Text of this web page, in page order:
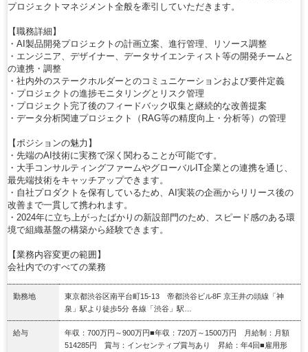
プロジェクトマネジメント全般を牽引していただきます。
【職務詳細】
・AI製品開発プロジェクトの計画立案、進行管理、リソース調整
・エンジニア、デザイナー、データサイエンティスト等の開発チームと
の連携・調整
・社内外のステークホルダーとのコミュニケーションおよび要件定義
・プロジェクトの進捗モニタリングとリスク管理
・プロジェクト完了後のフィードバック収集と継続的な改善提案
・データ分析関連プロジェクト（RAG等の精度向上・分析等）の管理
【ポジションの魅力】
・先端のAI技術に実務で深く関わることが可能です。
・大手コンサルティングファームやグローバルIT企業との連携を通じ、
最先端技術をキャッチアップできます。
・自社プロダクトを保有しているため、AI実装の企画からリリース後の
改善まで一貫して携われます。
・2024年に立ち上がったばかりの新設部門のため、スピード感のある環
境で組織基盤の構築から経験できます。
【業務内容変更の範囲】
会社内でのすべての業務
勤務地
東京都渋谷区南平台町15-13 帝都渋谷ビル8F 京王井の頭線「神
泉」駅より徒歩5分 各線「渋谷」駅…
給与
年収：700万円～900万円■年収：720万～1500万円 月給制：月額
514285円 賞与：インセンティブ賞与あり 昇給：年4回■雇用形